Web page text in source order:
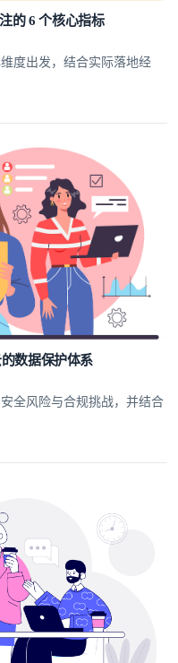
的 6 个核心指标
度出发，结合实际落地经
数据保护体系
全风险与合规挑战，并结合